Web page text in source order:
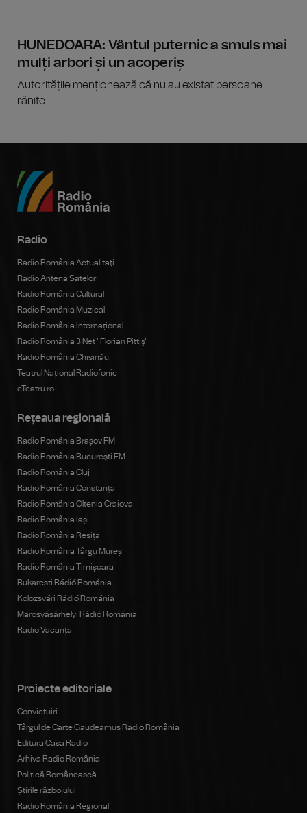
HUNEDOARA: Vântul puternic a smuls mai
mulți arbori și un acoperiș
Autoritățile menționează că nu au existat persoane
rănite.
Radio
Radio România Actualitaţi
Radio Antena Satelor
Radio România Cultural
Radio România Muzical
Radio România Internațional
Radio România 3 Net "Florian Pittiş"
Radio România Chișinău
Teatrul Național Radiofonic
eTeatru.ro
Rețeaua regională
Radio România Brașov FM
Radio România Bucureşti FM
Radio România Cluj
Radio România Constanța
Radio România Oltenia Craiova
Radio România Iași
Radio România Reșița
Radio România Târgu Mureș
Radio România Timișoara
Bukaresti Rádió Románia
Kolozsvári Rádió Románia
Marosvásárhelyi Rádió Románia
Radio Vacanța
Proiecte editoriale
Conviețuiri
Târgul de Carte Gaudeamus Radio România
Editura Casa Radio
Arhiva Radio România
Politică Românească
Știrile războiului
Radio România Regional